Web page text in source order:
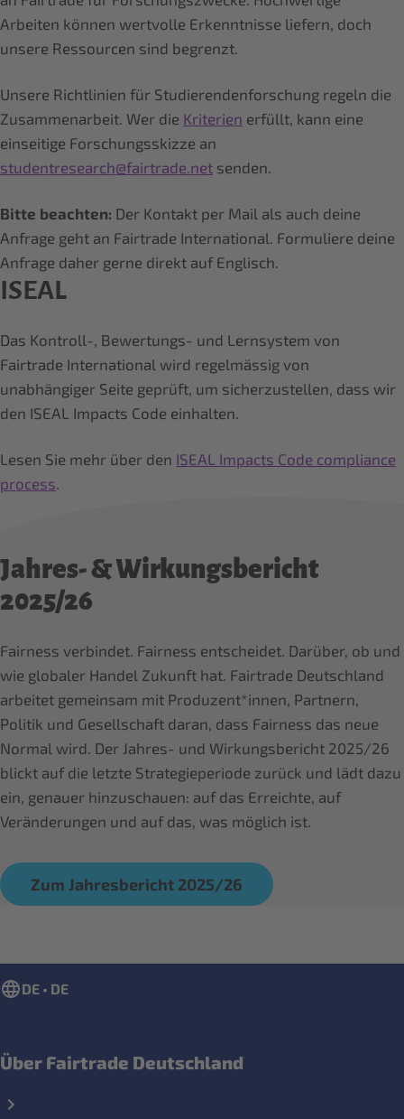
Arbeiten können wertvolle Erkenntnisse liefern, doch
unsere Ressourcen sind begrenzt.
Unsere Richtlinien für Studierendenforschung regeln die
Zusammenarbeit. Wer die Kriterien erfüllt, kann eine
einseitige Forschungsskizze an
studentresearch@fairtrade.net senden.
Bitte beachten: Der Kontakt per Mail als auch deine
Anfrage geht an Fairtrade International. Formuliere deine
Anfrage daher gerne direkt auf Englisch.
ISEAL
Das Kontroll-, Bewertungs- und Lernsystem von
Fairtrade International wird regelmässig von
unabhängiger Seite geprüft, um sicherzustellen, dass wir
den ISEAL Impacts Code einhalten.
Lesen Sie mehr über den ISEAL Impacts Code compliance
process.
Jahres- & Wirkungsbericht
2025/26
Fairness verbindet. Fairness entscheidet. Darüber, ob und
wie globaler Handel Zukunft hat. Fairtrade Deutschland
arbeitet gemeinsam mit Produzent*innen, Partnern,
Politik und Gesellschaft daran, dass Fairness das neue
Normal wird. Der Jahres- und Wirkungsbericht 2025/26
blickt auf die letzte Strategieperiode zurück und lädt dazu
ein, genauer hinzuschauen: auf das Erreichte, auf
Veränderungen und auf das, was möglich ist.
Zum Jahresbericht 2025/26
DE • DE
Über Fairtrade Deutschland